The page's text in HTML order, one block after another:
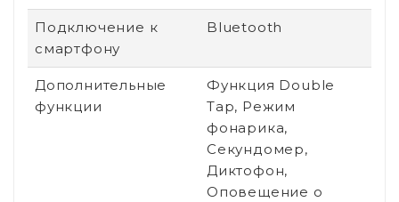
Подключение к
смартфону
Bluetooth
Дополнительные
функции
Функция Double
Tap, Режим
фонарика,
Секундомер,
Диктофон,
Оповещение о